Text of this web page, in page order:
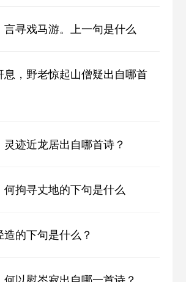
寻戏马游。上一句是什么
息，野老惊起山僧疑出自哪首
迹近龙居出自哪首诗？
拘寻丈地的下句是什么
的下句是什么？